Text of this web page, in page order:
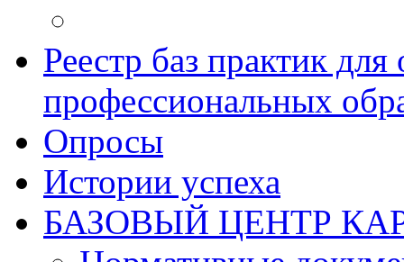
Реестр баз практик
профессиональных
Опросы
Истории успеха
БАЗОВЫЙ ЦЕНТР